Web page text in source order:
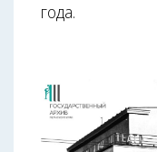
года.